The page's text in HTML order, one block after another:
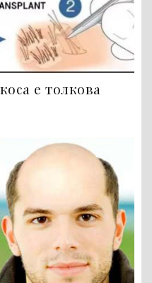
е толкова